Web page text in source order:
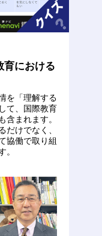
育における
を「理解する
て、国際教育
含まれます。
だけでなく、
協働で取り組
。